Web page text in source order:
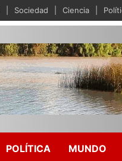
Sociedad Ciencia
POLÍTICA MUNDO